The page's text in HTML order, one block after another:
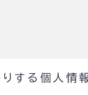
する個人情